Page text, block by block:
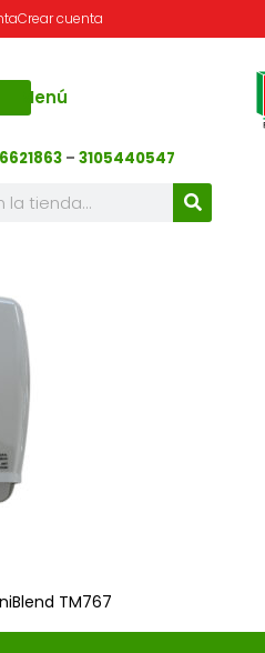
Crear cuenta
Menú
– 3105440547
TM767